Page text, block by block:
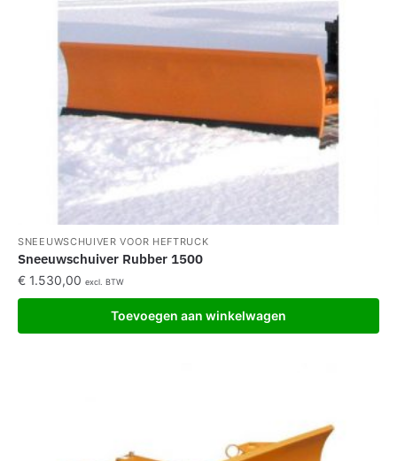
SNEEUWSCHUIVER VOOR HEFTRUCK
Sneeuwschuiver Rubber 1500
€ 1.530,00 excl. BTW
Toevoegen aan winkelwagen